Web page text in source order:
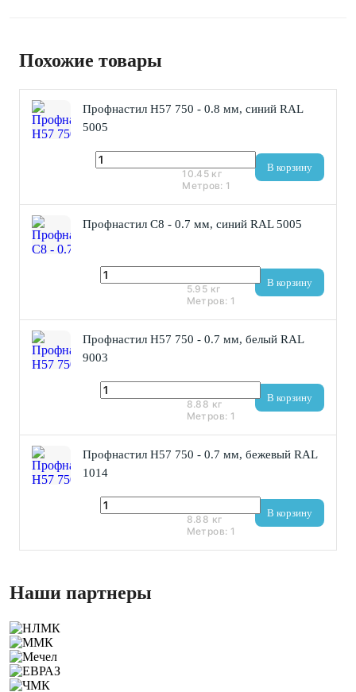
Похожие товары
Профнастил Н57 750 - 0.8 мм, синий RAL
5005
В корзину
10.45 кг
Метров: 1
Профнастил С8 - 0.7 мм, синий RAL 5005
В корзину
5.95 кг
Метров: 1
Профнастил Н57 750 - 0.7 мм, белый RAL
9003
В корзину
8.88 кг
Метров: 1
Профнастил Н57 750 - 0.7 мм, бежевый RAL
1014
В корзину
8.88 кг
Метров: 1
Наши партнеры